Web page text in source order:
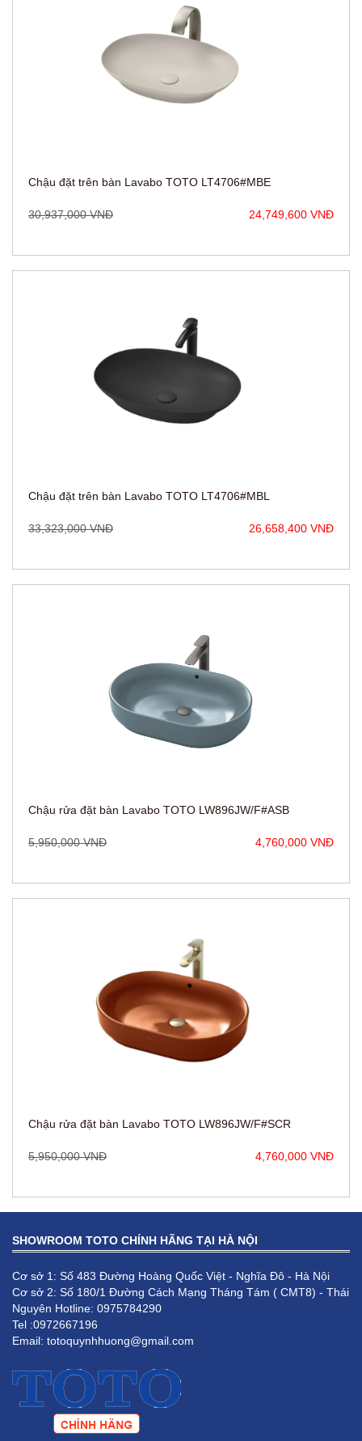
Chậu rửa đặt bàn Lavabo TOTO LW896JW/F#ASB
Chậu rửa đặt bàn Lavabo TOTO LW896JW/F#SCR
Chậu rửa đặt bàn Lavabo TOTO LW896JW/F#MDR
5,950,000 VNĐ
SHOWROOM TOTO CHÍNH HÃNG TẠI HÀ NỘI
Cơ sở 1: Số 483 Đường Hoàng Quốc Việt - Nghĩa Đô - Hà Nội
Cơ sở 2: Số 180/1 Đường Cách Mạng Tháng Tám ( CMT8) - Thái
Nguyên Hotline: 0975784290
Tel :0972667196
Email: totoquynhhuong@gmail.com